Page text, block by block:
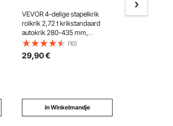
VEVOR 4-delige stapelkrik
rolkrik 2,72 t krikstandaard
autokrik 280-435 mm,
campersteun
aanhangwagenkrik
camperstabilisatiesteunen
(10)
29,90€
In Winkelmandje
VEVOR